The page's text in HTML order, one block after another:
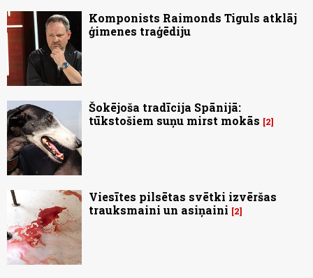
Komponists Raimonds Tiguls atklāj
ģimenes traģēdiju
Šokējoša tradīcija Spānijā:
tūkstošiem suņu mirst mokās
2
Viesītes pilsētas svētki izvēršas
trauksmaini un asiņaini
2